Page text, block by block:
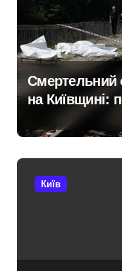
Смертельний
на Київщині:
руху поїздів
Київ